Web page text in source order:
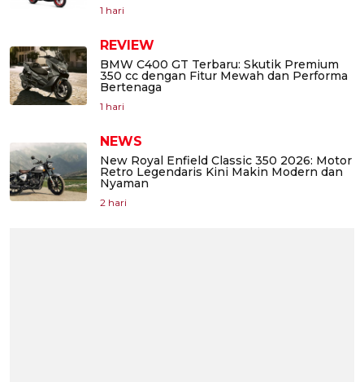
1 hari
REVIEW
BMW C400 GT Terbaru: Skutik Premium
350 cc dengan Fitur Mewah dan Performa
Bertenaga
1 hari
NEWS
New Royal Enfield Classic 350 2026: Motor
Retro Legendaris Kini Makin Modern dan
Nyaman
2 hari